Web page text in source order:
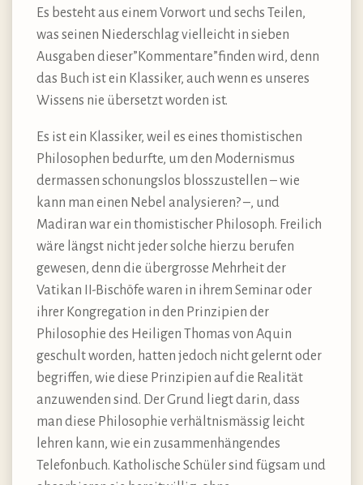
Es besteht aus einem Vorwort und sechs Teilen,
was seinen Niederschlag vielleicht in sieben
Ausgaben dieser”Kommentare”finden wird, denn
das Buch ist ein Klassiker, auch wenn es unseres
Wissens nie übersetzt worden ist.
Es ist ein Klassiker, weil es eines thomistischen
Philosophen bedurfte, um den Modernismus
dermassen schonungslos blosszustellen – wie
kann man einen Nebel analysieren? –, und
Madiran war ein thomistischer Philosoph. Freilich
wäre längst nicht jeder solche hierzu berufen
gewesen, denn die übergrosse Mehrheit der
Vatikan II-Bischöfe waren in ihrem Seminar oder
ihrer Kongregation in den Prinzipien der
Philosophie des Heiligen Thomas von Aquin
geschult worden, hatten jedoch nicht gelernt oder
begriffen, wie diese Prinzipien auf die Realität
anzuwenden sind. Der Grund liegt darin, dass
man diese Philosophie verhältnismässig leicht
lehren kann, wie ein zusammenhängendes
Telefonbuch. Katholische Schüler sind fügsam und